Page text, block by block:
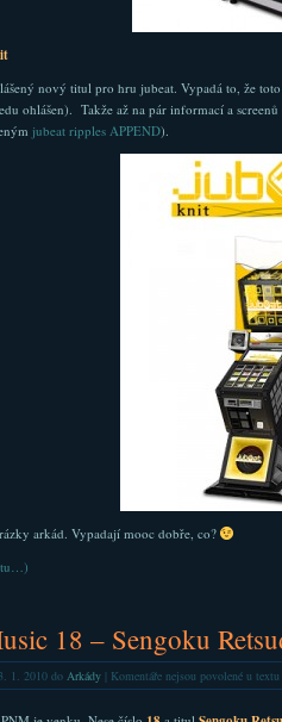
nový titul pro hru jubeat. Vypadá to, že
ohlášen). Takže až na pár informací a
jubeat ripples APPEND).
arkád. Vypadají mooc dobře, co?
18 – Sengoku
1. 2010 do Arkády| Komentáře nejsou povolenéu textu